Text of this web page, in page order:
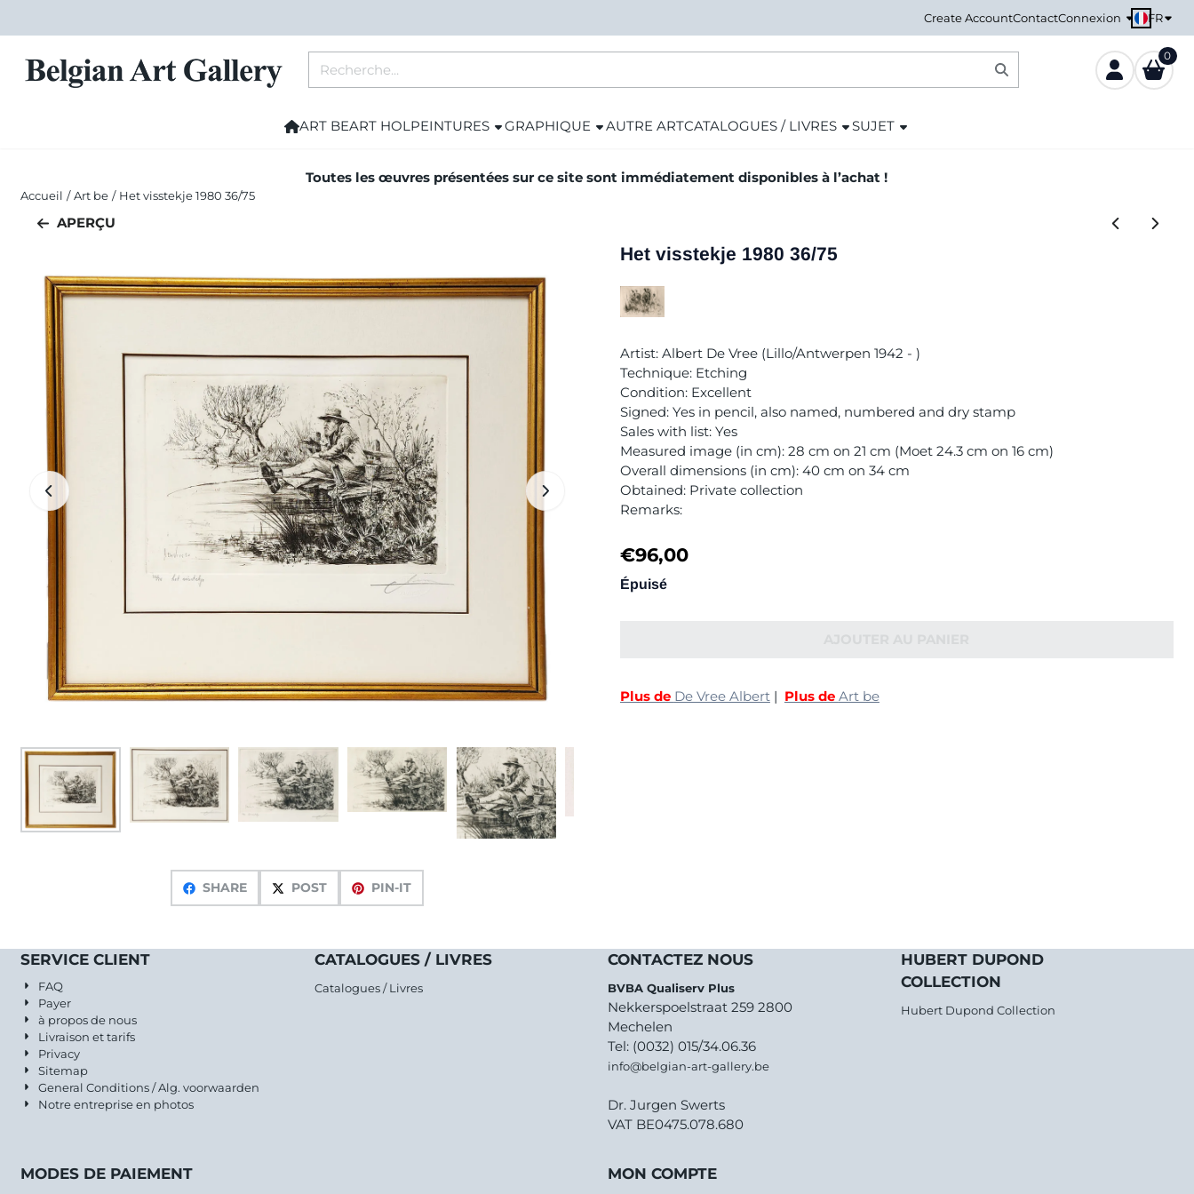
Create AccountContactConnexion FR
0
ART BEART HOLPEINTURES GRAPHIQUE AUTRE ARTCATALOGUES / LIVRES SUJET
Toutes les œuvres présentées sur ce site sont immédiatement disponibles à l’achat !
Accueil / Art be / Het visstekje 1980 36/75
APERÇU
SHARE POST PIN-IT
Het visstekje 1980 36/75
Artist: Albert De Vree (Lillo/Antwerpen 1942 - )
Technique: Etching
Condition: Excellent
Signed: Yes in pencil, also named, numbered and dry stamp
Sales with list: Yes
Measured image (in cm): 28 cm on 21 cm (Moet 24.3 cm on 16 cm)
Overall dimensions (in cm): 40 cm on 34 cm
Obtained: Private collection
Remarks:
€96,00
Épuisé
Plus de De Vree Albert | Plus de Art be
SERVICE CLIENT
FAQ
Payer
à propos de nous
Livraison et tarifs
Privacy
Sitemap
General Conditions / Alg. voorwaarden
Notre entreprise en photos
CATALOGUES / LIVRES
Catalogues / Livres
CONTACTEZ NOUS
BVBA Qualiserv Plus
Nekkerspoelstraat 259 2800
Mechelen
Tel: (0032) 015/34.06.36
info@belgian-art-gallery.be
Dr. Jurgen Swerts
VAT BE0475.078.680
HUBERT DUPOND
COLLECTION
Hubert Dupond Collection
MODES DE PAIEMENT MON COMPTE